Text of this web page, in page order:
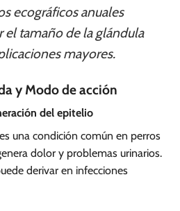
ecográficos anuales
el tamaño de la glándula
mayores.
y Modo de acción
del epitelio
una condición común en perros
dolor y problemas urinarios.
derivar en infecciones